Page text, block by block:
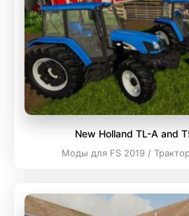
New Holland TL-A and
Моды для FS 2019 /